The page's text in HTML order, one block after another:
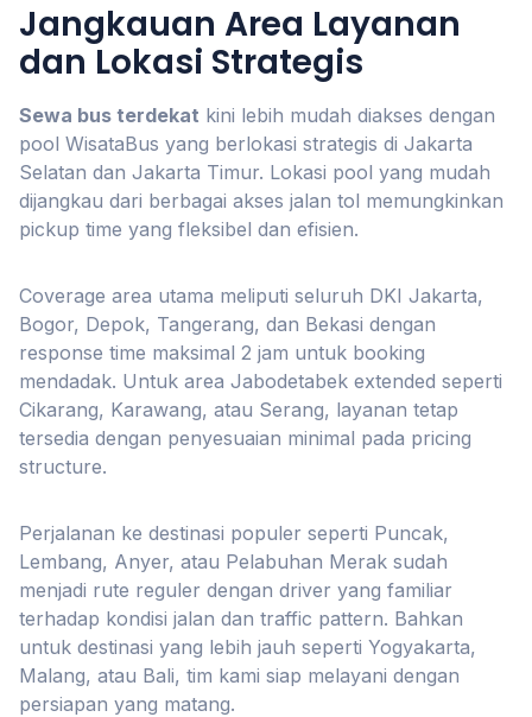
Jangkauan Area Layanan
dan Lokasi Strategis
Sewa bus terdekat kini lebih mudah diakses dengan
pool WisataBus yang berlokasi strategis di Jakarta
Selatan dan Jakarta Timur. Lokasi pool yang mudah
dijangkau dari berbagai akses jalan tol memungkinkan
pickup time yang fleksibel dan efisien.
Coverage area utama meliputi seluruh DKI Jakarta,
Bogor, Depok, Tangerang, dan Bekasi dengan
response time maksimal 2 jam untuk booking
mendadak. Untuk area Jabodetabek extended seperti
Cikarang, Karawang, atau Serang, layanan tetap
tersedia dengan penyesuaian minimal pada pricing
structure.
Perjalanan ke destinasi populer seperti Puncak,
Lembang, Anyer, atau Pelabuhan Merak sudah
menjadi rute reguler dengan driver yang familiar
terhadap kondisi jalan dan traffic pattern. Bahkan
untuk destinasi yang lebih jauh seperti Yogyakarta,
Malang, atau Bali, tim kami siap melayani dengan
persiapan yang matang.